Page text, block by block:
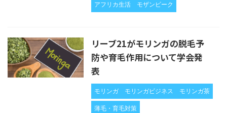
アフリカ生活 モザンビーク
リーブ21がモリンガの脱毛予
防や育毛作用について学会発
表
モリンガ モリンガビジネス モリンガ茶
薄毛・育毛対策